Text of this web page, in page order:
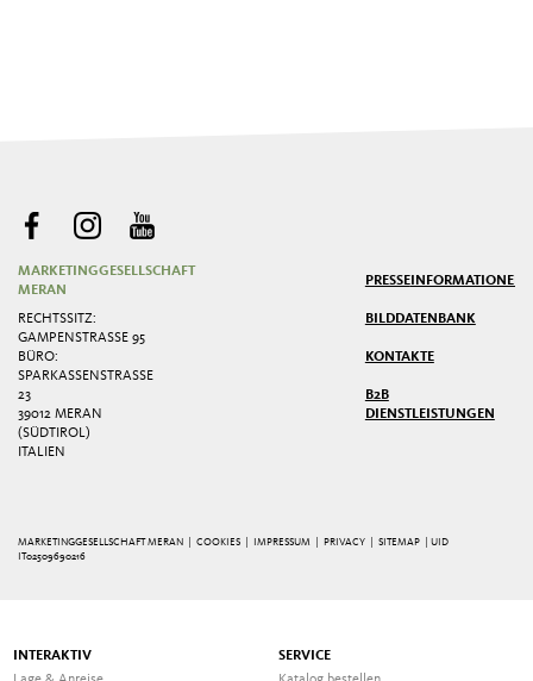
MARKETINGGESELLSCHAFT
MERAN
RECHTSSITZ:
GAMPENSTRASSE 95
BÜRO:
SPARKASSENSTRASSE 2
3
39012 MERAN
(SÜDTIROL)
ITALIEN
PRESSEINFORMATIONEN
BILDDATENBANK
KONTAKTE
B2B
DIENSTLEISTUNGEN
MARKETINGGESELLSCHAFT MERAN | COOKIES IMPRESSUM |PRIVACY |SITEMAP
| UID
IT02509690216
INTERAKTIV
SERVICE